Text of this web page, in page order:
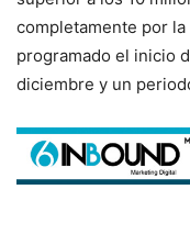
completamente por
programado el inicio
diciembre y un